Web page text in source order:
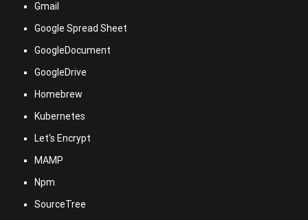
Gmail
Google Spread Sheet
GoogleDocument
GoogleDrive
Homebrew
Kubernetes
Let's Encrypt
MAMP
Npm
SourceTree